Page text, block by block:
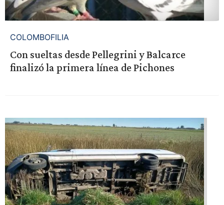
COLOMBOFILIA
Con sueltas desde Pellegrini y Balcarce
finalizó la primera línea de Pichones